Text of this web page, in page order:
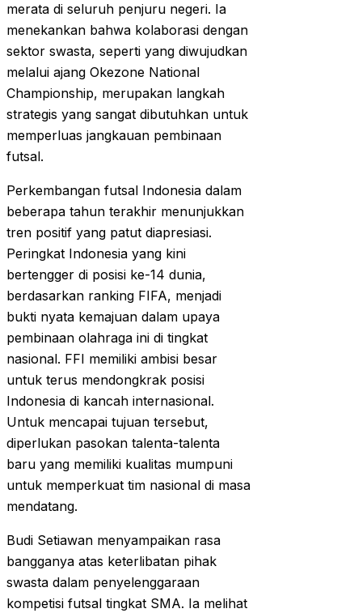
merata di seluruh penjuru negeri. Ia
menekankan bahwa kolaborasi dengan
sektor swasta, seperti yang diwujudkan
melalui ajang Okezone National
Championship, merupakan langkah
strategis yang sangat dibutuhkan untuk
memperluas jangkauan pembinaan
futsal.
Perkembangan futsal Indonesia dalam
beberapa tahun terakhir menunjukkan
tren positif yang patut diapresiasi.
Peringkat Indonesia yang kini
bertengger di posisi ke-14 dunia,
berdasarkan ranking FIFA, menjadi
bukti nyata kemajuan dalam upaya
pembinaan olahraga ini di tingkat
nasional. FFI memiliki ambisi besar
untuk terus mendongkrak posisi
Indonesia di kancah internasional.
Untuk mencapai tujuan tersebut,
diperlukan pasokan talenta-talenta
baru yang memiliki kualitas mumpuni
untuk memperkuat tim nasional di masa
mendatang.
Budi Setiawan menyampaikan rasa
bangganya atas keterlibatan pihak
swasta dalam penyelenggaraan
kompetisi futsal tingkat SMA. Ia melihat